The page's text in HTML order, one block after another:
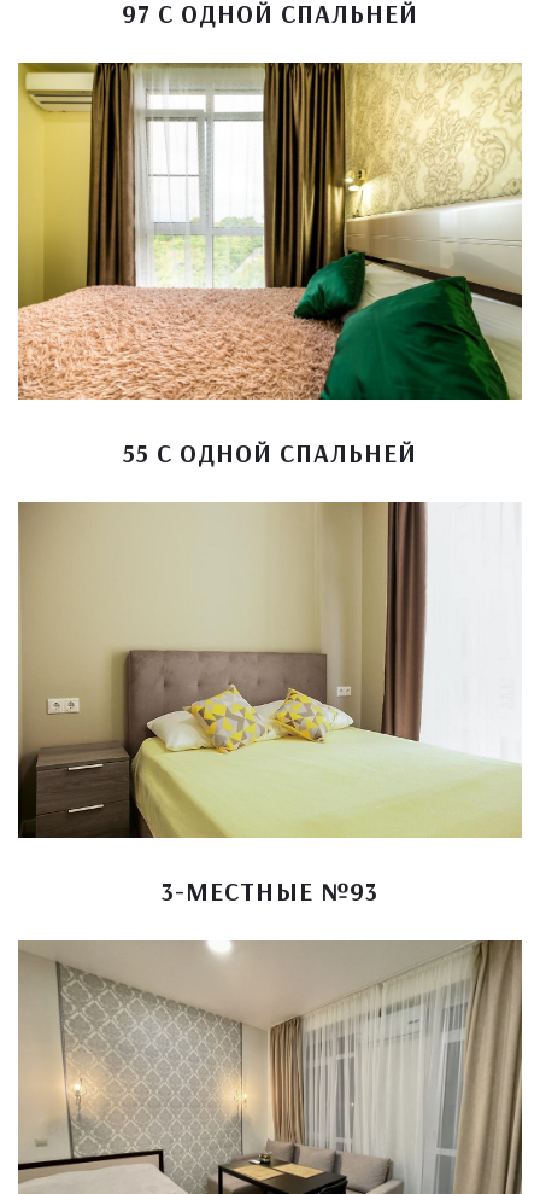
97 С ОДНОЙ СПАЛЬНЕЙ
55 С ОДНОЙ СПАЛЬНЕЙ
3-МЕСТНЫЕ №93